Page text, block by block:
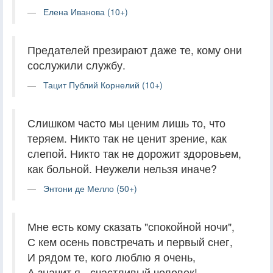
Елена Иванова (10+)
Предателей презирают даже те, кому они
сослужили службу.
Тацит Публий Корнелий (10+)
Слишком часто мы ценим лишь то, что
теряем. Никто так не ценит зрение, как
слепой. Никто так не дорожит здоровьем,
как больной. Неужели нельзя иначе?
Энтони де Мелло (50+)
Мне есть кому сказать "спокойной ночи",
С кем осень повстречать и первый снег,
И рядом те, кого люблю я очень,